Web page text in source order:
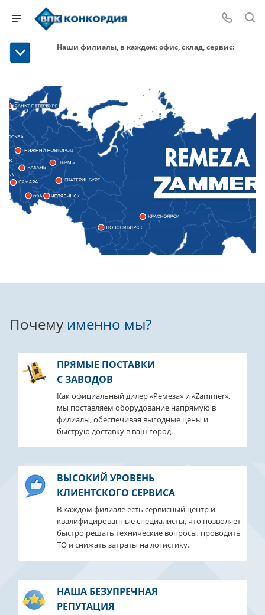
Наши филиалы, в каждом: офис, склад, сервис:
Почему именно мы?
ПРЯМЫЕ ПОСТАВКИ
С ЗАВОДОВ
Как официальный дилер «Ремеза» и «Zammer»,
мы поставляем оборудование напрямую в
филиалы, обеспечивая выгодные цены и
быструю доставку в ваш город.
ВЫСОКИЙ УРОВЕНЬ
КЛИЕНТСКОГО СЕРВИСА
В каждом филиале есть сервисный центр и
квалифицированные специалисты, что позволяет
быстро решать технические вопросы, проводить
ТО и снижать затраты на логистику.
НАША БЕЗУПРЕЧНАЯ
РЕПУТАЦИЯ